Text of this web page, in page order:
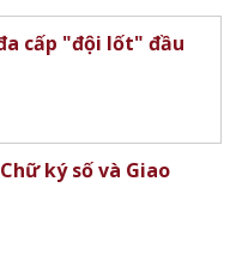
cấp "đội lốt" đầu
ký số và Giao